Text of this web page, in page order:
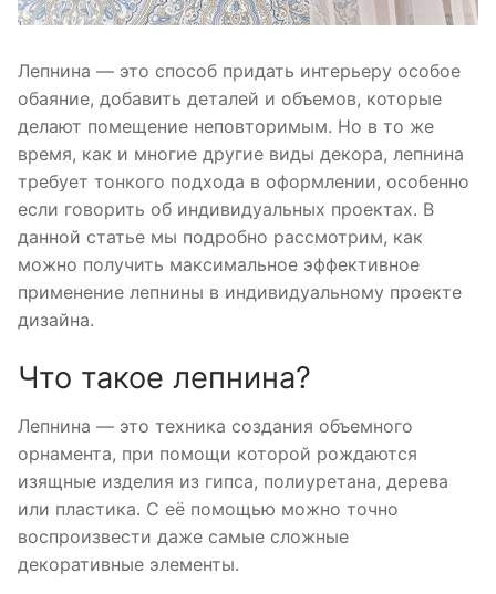
Лепнина — это способ придать интерьеру особое
обаяние, добавить деталей и объемов, которые
делают помещение неповторимым. Но в то же
время, как и многие другие виды декора, лепнина
требует тонкого подхода в оформлении, особенно
если говорить об индивидуальных проектах. В
данной статье мы подробно рассмотрим, как
можно получить максимальное эффективное
применение лепнины в индивидуальному проекте
дизайна.
Что такое лепнина?
Лепнина — это техника создания объемного
орнамента, при помощи которой рождаются
изящные изделия из гипса, полиуретана, дерева
или пластика. С её помощью можно точно
воспроизвести даже самые сложные
декоративные элементы.